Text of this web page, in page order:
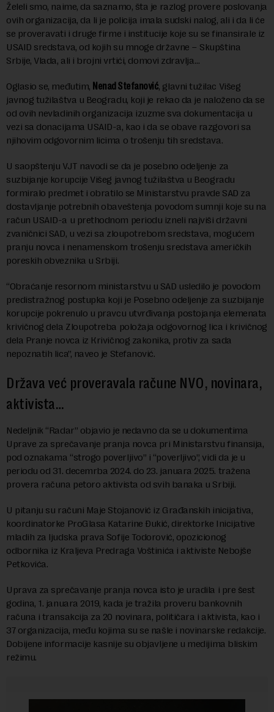
Želeli smo, naime, da saznamo, šta je razlog provere poslovanja
ovih organizacija, da li je policija imala sudski nalog, ali i da li će
se proveravati i druge firme i institucije koje su se finansirale iz
USAID sredstava, od kojih su mnoge državne – Skupština
Srbije, Vlada, ali i brojni vrtići, domovi zdravlja…
Oglasio se, međutim, Nenad Stefanović, glavni tužilac Višeg
javnog tužilaštva u Beogradu, koji je rekao da je naloženo da se
od ovih nevladinih organizacija izuzme sva dokumentacija u
vezi sa donacijama USAID-a, kao i da se obave razgovori sa
njihovim odgovornim licima o trošenju tih sredstava.
U saopštenju VJT navodi se da je posebno odeljenje za
suzbijanje korupcije Višeg javnog tužilaštva u Beogradu
formiralo predmet i obratilo se Ministarstvu pravde SAD za
dostavljanje potrebnih obaveštenja povodom sumnji koje su na
račun USAID-a u prethodnom periodu izneli najviši državni
zvaničnici SAD, u vezi sa zloupotrebom sredstava, mogućem
pranju novca i nenamenskom trošenju sredstava američkih
poreskih obveznika u Srbiji.
“Obraćanje resornom ministarstvu u SAD usledilo je povodom
predistražnog postupka koji je Posebno odeljenje za suzbijanje
korupcije pokrenulo u pravcu utvrđivanja postojanja elemenata
krivičnog dela Zloupotreba položaja odgovornog lica i krivičnog
dela Pranje novca iz Кrivičnog zakonika, protiv za sada
nepoznatih lica”, naveo je Stefanović.
Država već proveravala račune NVO, novinara,
aktivista…
Nedeljnik “Radar” objavio je nedavno da se u dokumentima
Uprave za sprečavanje pranja novca pri Ministarstvu finansija,
pod oznakama “strogo poverljivo” i “poverljivo”, vidi da je u
periodu od 31. decemrba 2024. do 23. januara 2025. tražena
provera računa petoro aktivista od svih banaka u Srbiji.
U pitanju su računi Maje Stojanović iz Građanskih inicijativa,
koordinatorke ProGlasa Katarine Đukić, direktorke Inicijative
mladih za ljudska prava Sofije Todorović, opozicionog
odbornika iz Kraljeva Predraga Voštinića i aktiviste Nebojše
Petkovića.
Uprava za sprečavanje pranja novca isto je uradila i pre šest
godina, 1. januara 2019, kada je tražila proveru bankovnih
računa i transakcija za 20 novinara, političara i aktivista, kao i
37 organizacija, među kojima su se našle i novinarske redakcije.
Dobijene informacije kasnije su objavljene u medijima bliskim
režimu.